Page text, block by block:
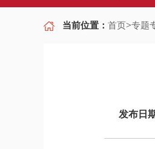
当前位置： 首页>专题
发布日